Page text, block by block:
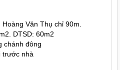
Văn Thụ chỉ 90m.
DTSD: 60m2
chánh đông
trước nhà